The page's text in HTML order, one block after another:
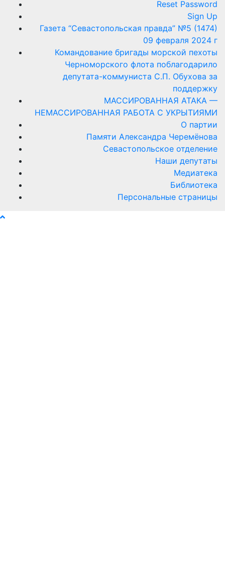
Reset Password
Sign Up
Газета “Севастопольская правда” №5 (1474)
09 февраля 2024 г
Командование бригады морской пехоты
Черноморского флота поблагодарило
депутата-коммуниста С.П. Обухова за
поддержку
МАССИРОВАННАЯ АТАКА —
НЕМАССИРОВАННАЯ РАБОТА С УКРЫТИЯМИ
О партии
Памяти Александра Черемёнова
Севастопольское отделение
Наши депутаты
Медиатека
Библиотека
Персональные страницы